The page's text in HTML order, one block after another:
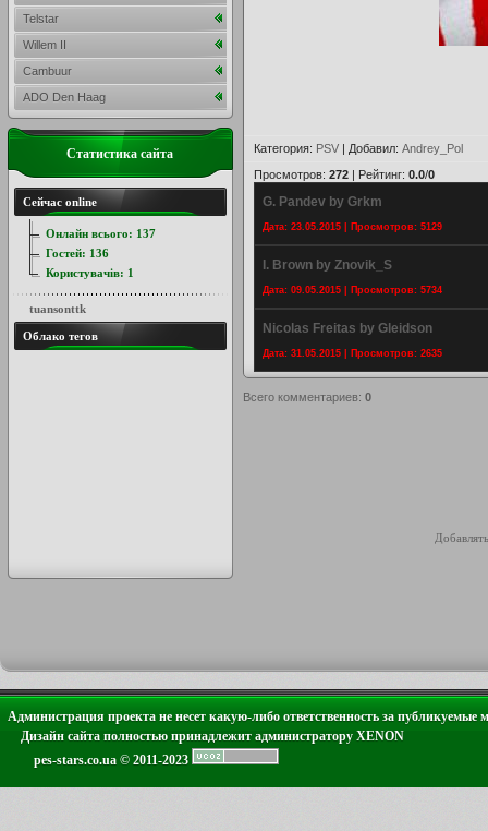
Категория: PSV | Добавил: Andrey_Pol
Просмотров: 272 | Рейтинг: 0.0/0
G. Pandev by Grkm
Дата: 23.05.2015 | Просмотров: 5129
I. Brown by Znovik_S
Дата: 09.05.2015 | Просмотров: 5734
Nicolas Freitas by Gleidson
Дата: 31.05.2015 | Просмотров: 2635
Всего комментариев: 0
Telstar
Willem II
Cambuur
ADO Den Haag
Статистика сайта
Сейчас online
Онлайн всього: 137
Гостей: 136
Користувачів: 1
tuansonttk
Облако тегов
Администрация проекта не несет какую-либо ответственность за публикуемые
Дизайн сайта полностью принадлежит администратору XENON
pes-stars.co.ua © 2011-2023